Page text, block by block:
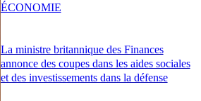
La ministre britannique des Finances
annonce des coupes dans les aides sociales
et des investissements dans la défense
ÉCONOMIE